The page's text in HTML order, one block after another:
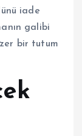
iade
galibi
bir tutum